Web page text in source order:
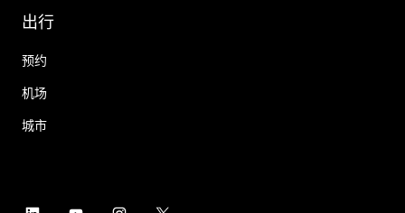
出行
预约
机场
城市